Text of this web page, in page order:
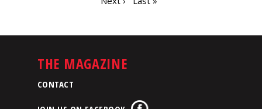
THE MAGAZINE
CONTACT